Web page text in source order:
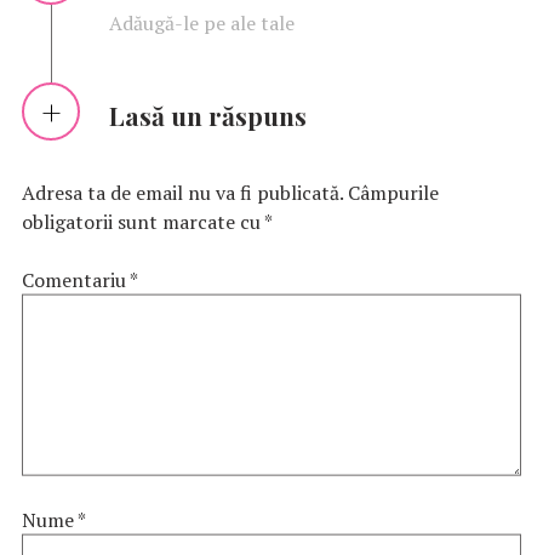
Adăugă-le pe ale tale
Lasă un răspuns
Adresa ta de email nu va fi publicată. Câmpurile
obligatorii sunt marcate cu*
Comentariu*
Nume*